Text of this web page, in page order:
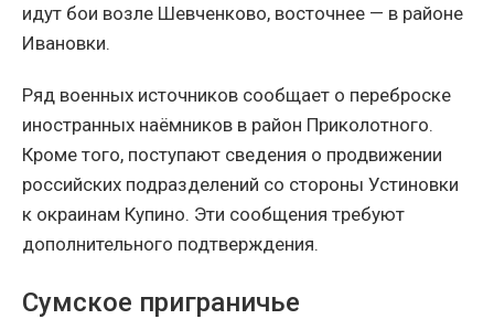
идут бои возле Шевченково, восточнее — в районе
Ивановки.
Ряд военных источников сообщает о переброске
иностранных наёмников в район Приколотного.
Кроме того, поступают сведения о продвижении
российских подразделений со стороны Устиновки
к окраинам Купино. Эти сообщения требуют
дополнительного подтверждения.
Сумское приграничье